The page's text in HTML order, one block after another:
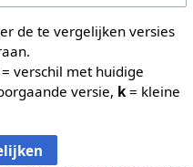
de te vergelijken versies
verschil met huidige
versie, k= kleine